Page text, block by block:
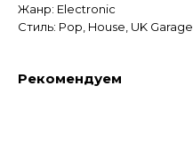
Жанр: Electronic
Стиль: Pop, House, UK Garage
Рекомендуем